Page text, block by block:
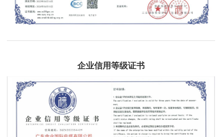
企业信用等级证书